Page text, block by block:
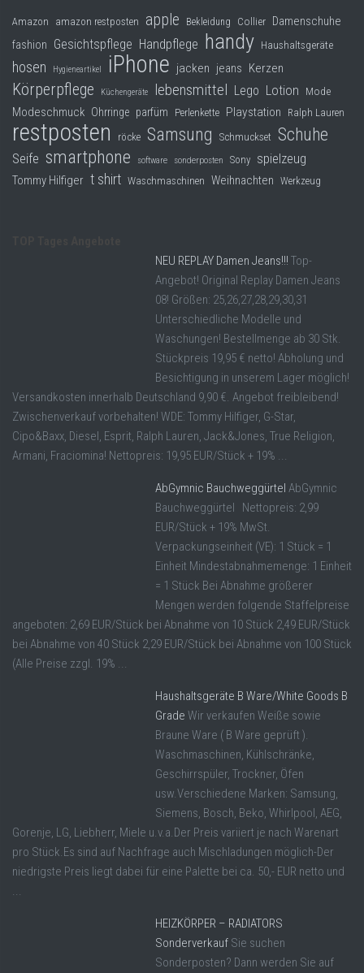
Amazon amazon restposten apple Bekleidung Collier Damenschuhe
fashion Gesichtspflege Handpflege handy Haushaltsgeräte
hosen Hygieneartikel iPhone jacken jeans Kerzen
Körperpflege Küchengeräte lebensmittel Lego Lotion Mode
Modeschmuck Ohrringe parfüm Perlenkette Playstation Ralph Lauren
restposten röcke Samsung Schmuckset Schuhe
Seife smartphone software sonderposten Sony spielzeug
Tommy Hilfiger t shirt Waschmaschinen Weihnachten Werkzeug
NEU REPLAY Damen Jeans!!! Top-
Angebot! Original Replay Damen Jeans
08! Größen: 25,26,27,28,29,30,31
Unterschiedliche Modelle und
Waschungen! Bestellmenge ab 30 Stk.
Stückpreis 19,95 € netto! Abholung und
Besichtigung in unserem Lager möglich!
Versandkosten innerhalb Deutschland 9,90 €. Angebot freibleibend!
Zwischenverkauf vorbehalten! WDE: Tommy Hilfiger, G-Star,
Cipo&Baxx, Diesel, Esprit, Ralph Lauren, Jack&Jones, True Religion,
Armani, Fraciomina! Nettopreis: 19,95 EUR/Stück + 19% ...
AbGymnic Bauchweggürtel AbGymnic
Bauchweggürtel Nettopreis: 2,99
EUR/Stück + 19% MwSt.
Verpackungseinheit (VE): 1 Stück = 1
Einheit Mindestabnahmemenge: 1 Einheit
= 1 Stück Bei Abnahme größerer
Mengen werden folgende Staffelpreise
angeboten: 2,69 EUR/Stück bei Abnahme von 10 Stück 2,49 EUR/Stück
bei Abnahme von 40 Stück 2,29 EUR/Stück bei Abnahme von 100 Stück
(Alle Preise zzgl. 19% ...
Haushaltsgeräte B Ware/White Goods B
Grade Wir verkaufen Weiße sowie
Braune Ware ( B Ware geprüft ).
Waschmaschinen, Kühlschränke,
Geschirrspüler, Trockner, Öfen
usw.Verschiedene Marken: Samsung,
Siemens, Bosch, Beko, Whirlpool, AEG,
Gorenje, LG, Liebherr, Miele u.v.a.Der Preis variiert je nach Warenart
pro Stück.Es sind auf Nachfrage auch Mischladungen möglich-Der
niedrigste Preis liegt dabei für eine Palette bei ca. 50,- EUR netto und
...
HEIZKÖRPER – RADIATORS
Sonderverkauf Sie suchen
Sonderposten? Dann werden Sie auf